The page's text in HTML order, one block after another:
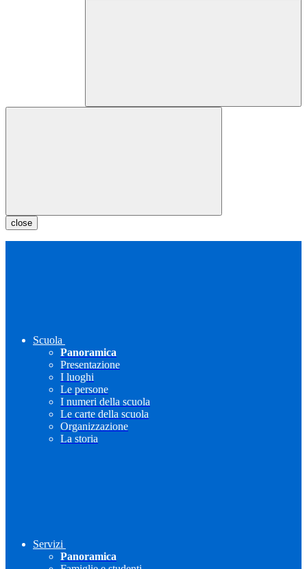
close
Scuola
Panoramica
Presentazione
I luoghi
Le persone
I numeri della scuola
Le carte della scuola
Organizzazione
La storia
Servizi
Panoramica